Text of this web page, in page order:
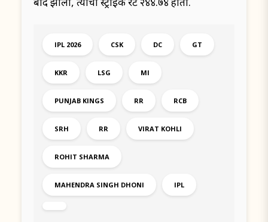
IPL 2026 CSK DC GT
KKR LSG MI
PUNJAB KINGS RR RCB
SRH RR VIRAT KOHLI
ROHIT SHARMA
MAHENDRA SINGH DHONI IPL